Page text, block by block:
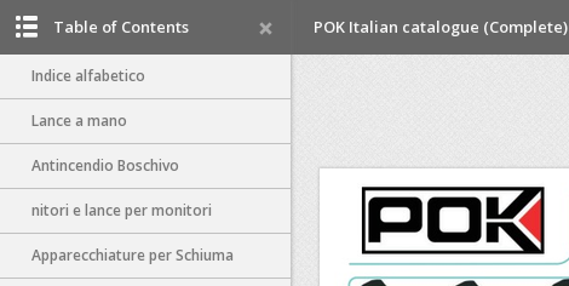
POK Italian catalogue (Complete)
Table of Contents
Indice alfabetico
Lance a mano
Antincendio Boschivo
nitori e lance per monitori
Apparecchiature per Schiuma